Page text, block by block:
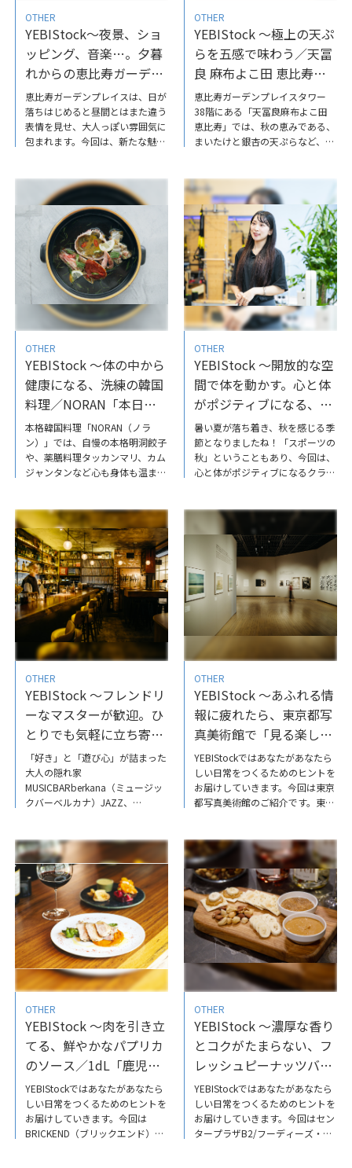
OTHER
YEBIStock～夜景、ショ
ッピング、音楽…。夕暮
れからの恵比寿ガーデン
プレイスの魅力。
恵比寿ガーデンプレイスは、日が
落ちはじめると昼間とはまた違う
表情を見せ、大人っぽい雰囲気に
包まれます。今回は、新たな魅力
紹介します。夜景、ショッピン
グ、音楽…。夕暮れからの恵比寿
ガーデンプレイスの魅力。-
YEBIStock-恵比寿ガーデンプレイ
スYEBIStockではあなたがあなた
らしい日常をつくるためのヒント
をお届けしていますので、ぜひ他
の記事もチェックしてみてくださ
い。
OTHER
YEBIStock ～極上の天ぷ
らを五感で味わう／天冨
良 麻布よこ田 恵比寿
「天冨良【極】会席」
恵比寿ガーデンプレイスタワー
38階にある「天冨良麻布よこ田
恵比寿」では、秋の恵みである、
まいたけと銀杏の天ぷらなど、厳
を堪能できます。高層ビルや羽田
空港を離発陸する飛行機の様子な
ど、38階からの夜景を一望できる
個室もご用意しております。大切
な家族との記念日に、仕事の会食
に、デートにと、特別な日に特別
な人と訪れてみてはいかがでしょ
うか。極上の天ぷらを五感で味わ
う／天冨良麻布よこ田恵比寿「天
冨良【極】会席」-YEBIStock-恵
比寿ガーデンプレイスYEBIStock
ではあなたがあなたらしい日常を
つくるための​ヒントをお届けして
いますので、ぜひ他の記事もチェ
ックしてみてください。
OTHER
YEBIStock ～体の中から
健康になる、洗練の韓国
料理／NORAN「本日の
ケジャン」
本格韓国料理「NORAN（ノラ
ン）」では、自慢の本格明洞餃子
や、薬膳料理タッカンマリ、カム
ジャンタンなど心も身体も温まる
理長の小牧さんおすすめのケジャ
ン（醤油漬けのカニ料理）を特集
しています。恵比寿デートや友人
との集まり、ビジネスランチにも
最適な「NORAN（ノラン）」
で、ぜひ至福のひとときをお過ご
しください。体の中から健康にな
る、洗練の韓国料理／
NORAN「本日のケジャン」-
YEBIStockYEBIStockではあなた
のヒントをお届けしていますの
で、ぜひ他の記事もチェックして
みてください。
OTHER
YEBIStock ～開放的な空
間で体を動かす。心と体
がポジティブになる、ク
ラブピラティスの魅力と
は？
暑い夏が落ち着き、秋を感じる季
節となりましたね！「スポーツの
秋」ということもあり、今回は、
心と体がポジティブになるクラブ
比寿ガーデンプレイス店の魅力に
ついて、マネージャーを務める佐
藤さんに語っていただいていま
す。ぜひ、ご覧ください。詳しく
はこちらからYEBIStockではあな
たがあなたらしい日常をつくるた
めのヒントをお届けしていますの
で、ぜひ他の記事もチェックして
みてください。
OTHER
YEBIStock ～フレンドリ
ーなマスターが歓迎。ひ
とりでも気軽に立ち寄れ
る「MUSIC BAR
berkana」
「好き」と「遊び心」が詰まった
大人の隠れ家
MUSICBARberkana（ミュージッ
クバーベルカナ）JAZZ、
なお酒を楽しめるBarJR山手線を
見下ろせる窓際に延びる約11ｍ
の一枚板のバーカウンターで一杯
から楽しめます。今回は、自分の
好きなものを詰め込んだお店にし
たかったというオーナーにお話を
伺いました。ぜひ、ご覧くださ
い。詳しくはこちらから
YEBIStockではあなたがあなたら
しい日常をつくるためのヒントを
お届けしていますので、ぜひ他の
記事もチェックしてみてくださ
い。
OTHER
YEBIStock ～あふれる情
報に疲れたら、東京都写
真美術館で「見る楽し
み」をリセット
YEBIStockではあなたがあなたら
しい日常をつくるためのヒントを
お届けしていきます。今回は東京
都写真美術館のご紹介です。東京
しています。あふれる情報に疲れ
たら、東京都写真美術館で「見る
楽しみ」をリセットしてはいかが
でしょうか。詳しくはこちらから
OTHER
YEBIStock ～肉を引き立
てる、鮮やかなパプリカ
のソース／1dL「鹿児島
県産黒豚ロースのロース
ト」
YEBIStockではあなたがあなたら
しい日常をつくるためのヒントを
お届けしていきます。今回は
BRICKEND（ブリックエンド）
OTHER
YEBIStock ～濃厚な香り
とコクがたまらない、フ
レッシュピーナッツバタ
ー
YEBIStockではあなたがあなたら
しい日常をつくるためのヒントを
お届けしていきます。今回はセン
タープラザB2/フーディーズ・ガ